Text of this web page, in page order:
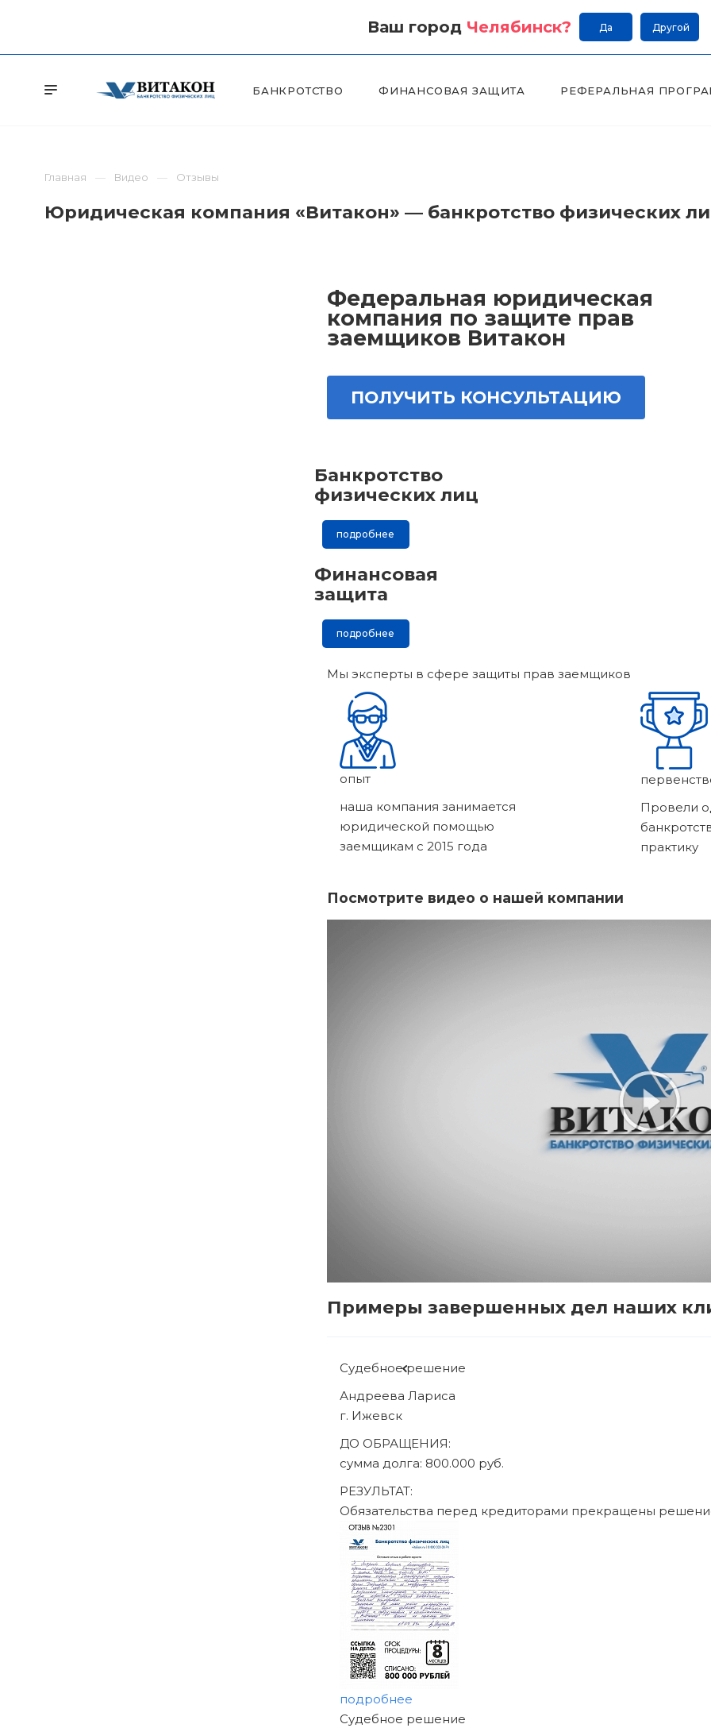
Ваш город Челябинск? Да Другой
БАНКРОТСТВО ФИНАНСОВАЯ ЗАЩИТА РЕФЕРАЛЬНАЯ
Главная Видео Отзывы
Юридическая компания «Витакон» — банкротство физических
Федеральная юридическая
компания по защите прав
заемщиков Витакон
ПОЛУЧИТЬ КОНСУЛЬТАЦИЮ
Банкротство
физических лиц
подробнее
Финансовая
защита
подробнее
Мы эксперты в сфере защиты прав заемщиков
опыт
наша компания занимается
юридической помощью
заемщикам с 2015 года
Провели
практику
Посмотрите видео о нашей компании
Примеры завершенных дел наших
Судебное решение
Рябова Людмила
г. Ижевск
ДО ОБРАЩЕНИЯ:
сумма долга: 470.000 руб.
РЕЗУЛЬТАТ:
Обязательства перед кредиторами прекращены
подробнее
НАЧНИТЕ ИЗБАВЛЯТЬСЯ